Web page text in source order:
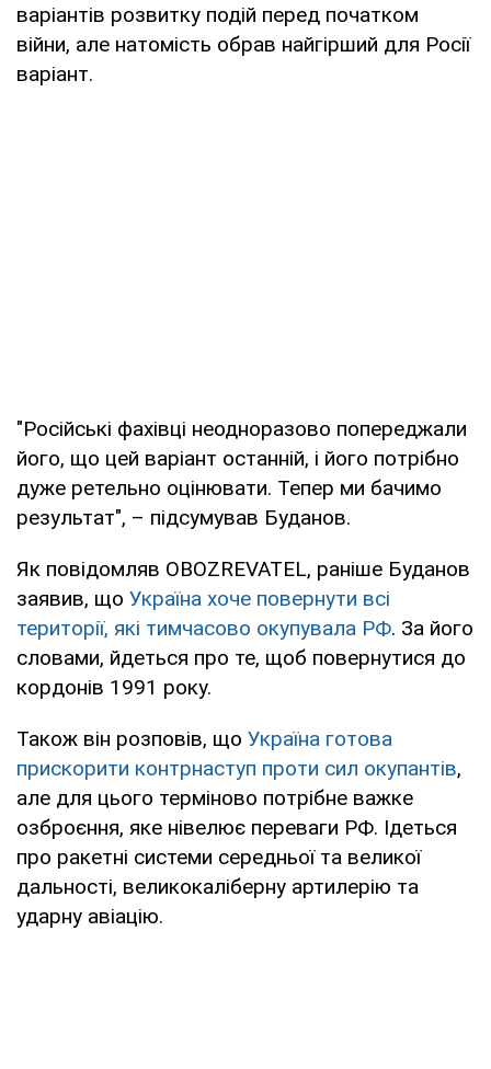
варіантів розвитку подій перед початком
війни, але натомість обрав найгірший для Росії
варіант.
"Російські фахівці неодноразово попереджали
його, що цей варіант останній, і його потрібно
дуже ретельно оцінювати. Тепер ми бачимо
результат", – підсумував Буданов.
Як повідомляв OBOZREVATEL, раніше Буданов
заявив, що Україна хоче повернути всі
території, які тимчасово окупувала РФ. За його
словами, йдеться про те, щоб повернутися до
кордонів 1991 року.
Також він розповів, що Україна готова
прискорити контрнаступ проти сил окупантів,
але для цього терміново потрібне важке
озброєння, яке нівелює переваги РФ. Ідеться
про ракетні системи середньої та великої
дальності, великокаліберну артилерію та
ударну авіацію.